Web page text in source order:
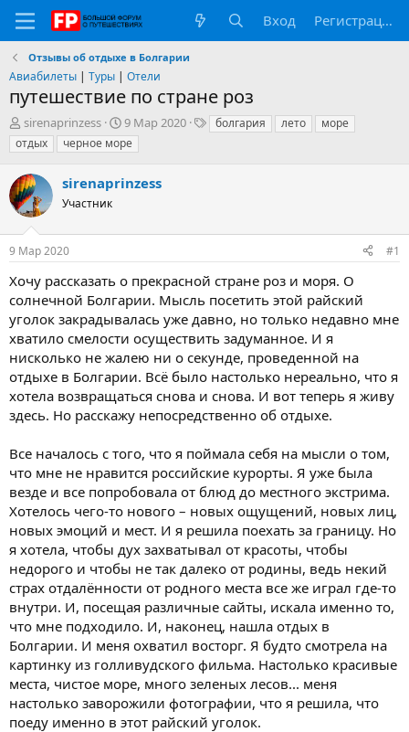
Вход Регистрация
Отзывы об отдыхе в Болгарии
Авиабилеты | Туры | Отели
путешествие по стране роз
А
в
т
о
р
т
е
м
ы
sirenaprinzess
Д
а
т
н
а
9 Мар 2020
Тболгария лето
море
отдых
черное море
sirenaprinzess
Участник
9 Мар 2020 #1
Хочу рассказать о прекрасной стране роз и моря. О
солнечной Болгарии. Мысль посетить этой райский
уголок закрадывалась уже давно, но только недавно мне
хватило смелости осуществить задуманное. И я
нисколько не жалею ни о секунде, проведенной на
отдыхе в Болгарии. Всё было настолько нереально, что я
хотела возвращаться снова и снова. И вот теперь я живу
здесь. Но расскажу непосредственно об отдыхе.
Все началось с того, что я поймала себя на мысли о том,
что мне не нравится российские курорты. Я уже была
везде и все попробовала от блюд до местного экстрима.
Хотелось чего-то нового – новых ощущений, новых лиц,
новых эмоций и мест. И я решила поехать за границу. Но
я хотела, чтобы дух захватывал от красоты, чтобы
недорого и чтобы не так далеко от родины, ведь некий
страх отдалённости от родного места все же играл где-то
внутри. И, посещая различные сайты, искала именно то,
что мне подходило. И, наконец, нашла отдых в
Болгарии. И меня охватил восторг. Я будто смотрела на
картинку из голливудского фильма. Настолько красивые
места, чистое море, много зеленых лесов... меня
настолько заворожили фотографии, что я решила, что
поеду именно в этот райский уголок.